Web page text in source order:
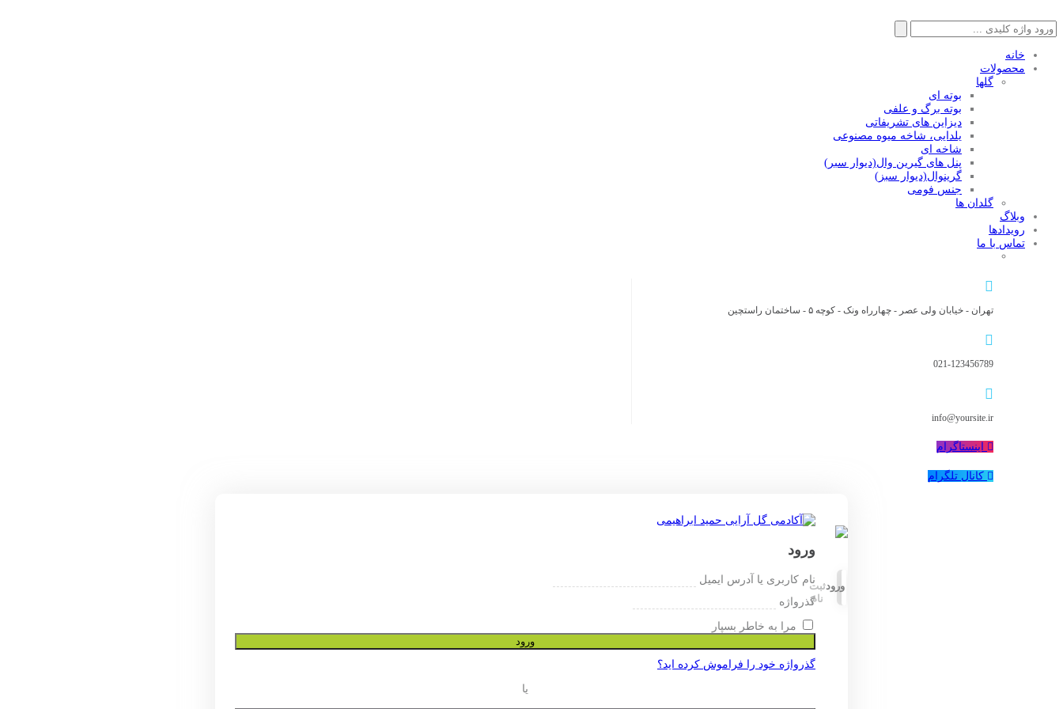
جستجو
برای:
خانه
محصولات
گلها
بوته ای
بوته برگ و علفی
دیزاین های تشریفاتی
یلدایی، شاخه میوه مصنوعی
شاخه ای
پنل های گیرین وال(دیوار سبر)
گرینوال(دیوار سبز)
جنس فومی
گلدان ها
وبلاگ
رویدادها
تماس با ما
تهران - خیابان ولی عصر - چهارراه ونک - کوچه ۵ - ساختمان راستچین
021-123456789
info@yoursite.ir
اینستاگرام
کانال تلگرام
ورودثبت
نام
ورود
نام کاربری یا آدرس ایمیل
گذرواژه
مرا به خاطر بسپار
ورود
گذرواژه خود را فراموش کرده اید؟
یا